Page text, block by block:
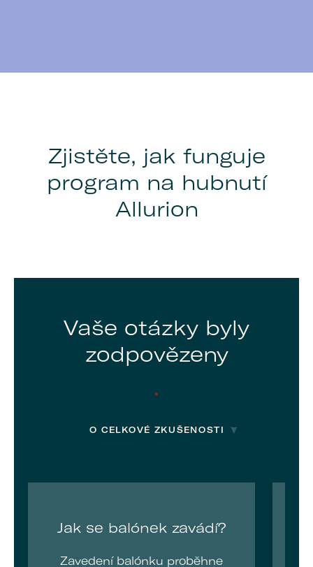
Zjistěte, jak funguje
program na hubnutí
Allurion
Vaše otázky byly
zodpovězeny
Jak se balónek zavádí?
Zavedení balónku proběhne